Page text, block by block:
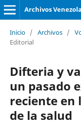
Archivos
Inicio / Archivos /
Editorial
Difteria y
un pasado
reciente en
de la salud